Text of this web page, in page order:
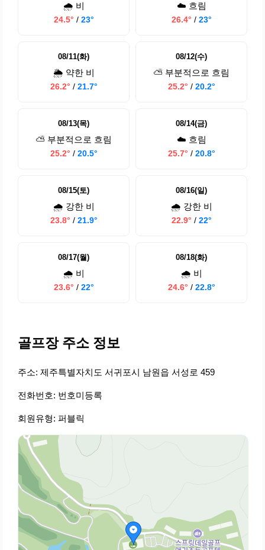
🌧️ 비
24.5° / 23°
☁️ 흐림
26.4° / 23°
08/11(화)
🌦️ 약한 비
26.2° / 21.7°
08/12(수)
⛅ 부분적으로 흐림
25.2° / 20.2°
08/13(목)
⛅ 부분적으로 흐림
25.2° / 20.5°
08/14(금)
☁️ 흐림
25.7° / 20.8°
08/15(토)
🌧️ 강한 비
23.8° / 21.9°
08/16(일)
🌧️ 강한 비
22.9° / 22°
08/17(월)
🌧️ 비
23.6° / 22°
08/18(화)
🌧️ 비
24.6° / 22.8°
골프장 주소 정보
주소: 제주특별자치도 서귀포시 남원읍 서성로 459
전화번호: 번호미등록
회원유형: 퍼블릭